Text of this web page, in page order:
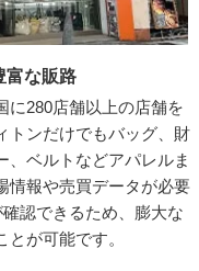
富な販路
に280店舗以上の店舗を
トンだけでもバッグ、財
、ベルトなどアパレルま
情報や売買データが必要
認できるため、膨大な
が可能です。